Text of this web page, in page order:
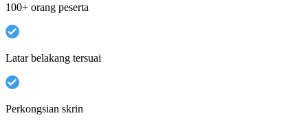
100+ orang peserta
Latar belakang tersuai
Perkongsian skrin